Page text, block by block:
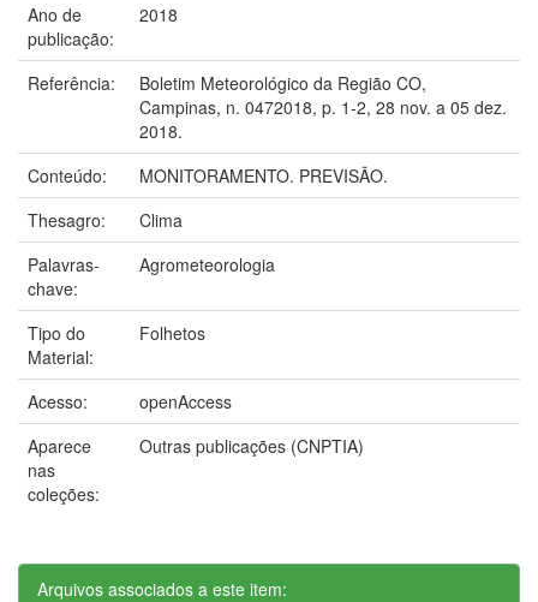
Ano de
publicação:
2018
Referência:
Boletim Meteorológico da Região CO,
Campinas, n. 0472018, p. 1-2, 28 nov. a 05 dez.
2018.
Conteúdo:
MONITORAMENTO. PREVISÃO.
Thesagro:
Clima
Palavras-
chave:
Agrometeorologia
Tipo do
Material:
Folhetos
Acesso:
openAccess
Aparece
nas
coleções:
Outras publicações (CNPTIA)
Arquivos associados a este item: